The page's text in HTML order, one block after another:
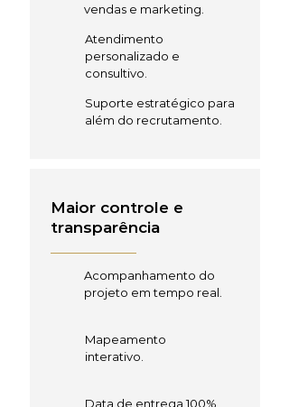
vendas e marketing.
Atendimento
personalizado e
consultivo.
Suporte estratégico para
além do recrutamento.
Maior controle e
transparência
Acompanhamento do
projeto em tempo real.
Mapeamento
interativo.
Data de entrega 100%